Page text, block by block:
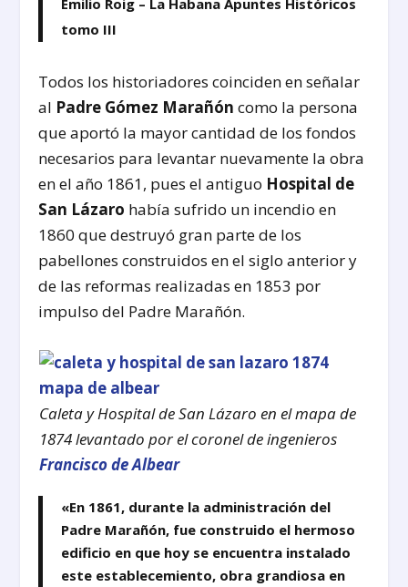
Emilio Roig – La Habana Apuntes Históricos
tomo III
Todos los historiadores coinciden en señalar
al Padre Gómez Marañón como la persona
que aportó la mayor cantidad de los fondos
necesarios para levantar nuevamente la obra
en el año 1861, pues el antiguo Hospital de
San Lázaro había sufrido un incendio en
1860 que destruyó gran parte de los
pabellones construidos en el siglo anterior y
de las reformas realizadas en 1853 por
impulso del Padre Marañón.
Caleta y Hospital de San Lázaro en el mapa de
1874 levantado por el coronel de ingenieros
Francisco de Albear
«En 1861, durante la administración del
Padre Marañón, fue construido el hermoso
edificio en que hoy se encuentra instalado
este establecemiento, obra grandiosa en